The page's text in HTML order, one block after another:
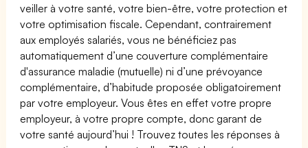
veiller à votre santé, votre bien-être, votre protection et
votre optimisation fiscale. Cependant, contrairement
aux employés salariés, vous ne bénéficiez pas
automatiquement d’une couverture complémentaire
d'assurance maladie (mutuelle) ni d’une prévoyance
complémentaire, d’habitude proposée obligatoirement
par votre employeur. Vous êtes en effet votre propre
employeur, à votre propre compte, donc garant de
votre santé aujourd’hui ! Trouvez toutes les réponses à